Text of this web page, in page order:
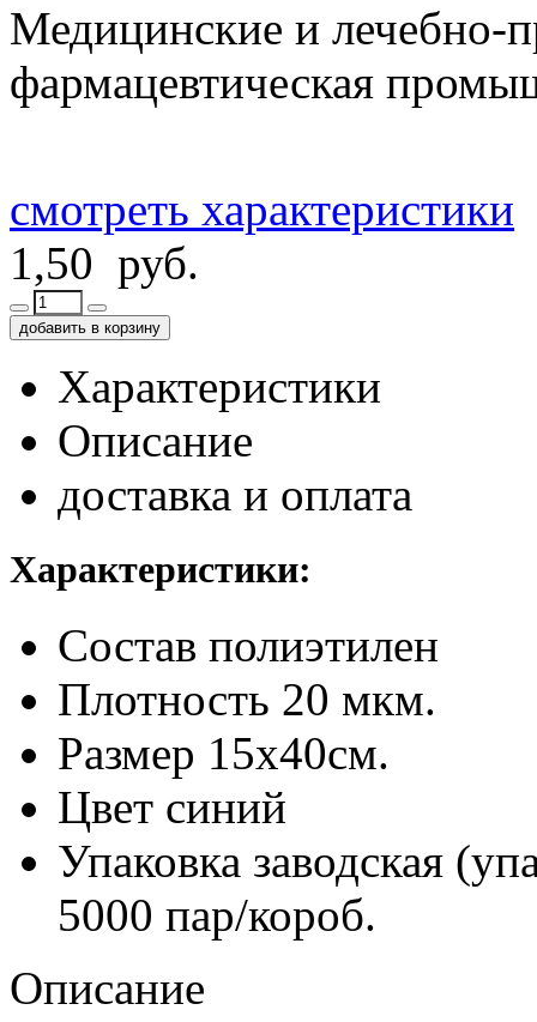
Медицинские и лечебно-
фармацевтическая
смотреть характеристики
1,50 руб.
добавить в корзину
Характеристики
Описание
доставка и оплата
Характеристики:
Состав полиэтилен
Плотность 20 мкм.
Размер 15х40см.
Цвет синий
Упаковка заводская
5000 пар/короб.
Описание